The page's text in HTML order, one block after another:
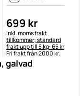
galvad
699 kr
Skatteinformation:
inkl. momsfrakt
tillkommer; standard
frakt upp till 5 kg: 65 kr
Fri frakt från 2000 kr.